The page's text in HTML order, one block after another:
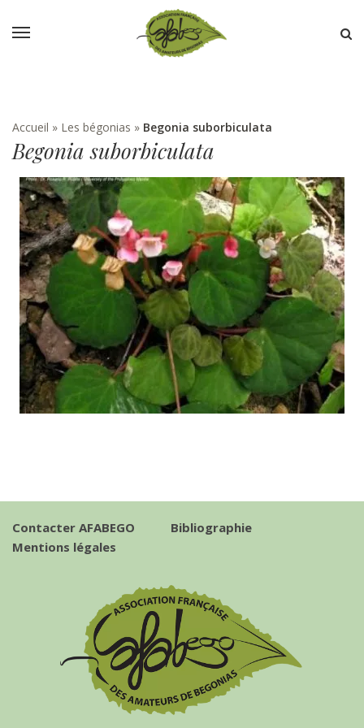
Accueil » Les bégonias » Begonia suborbiculata
Begonia suborbiculata
Contacter AFABEGO
Bibliographie
Mentions légales